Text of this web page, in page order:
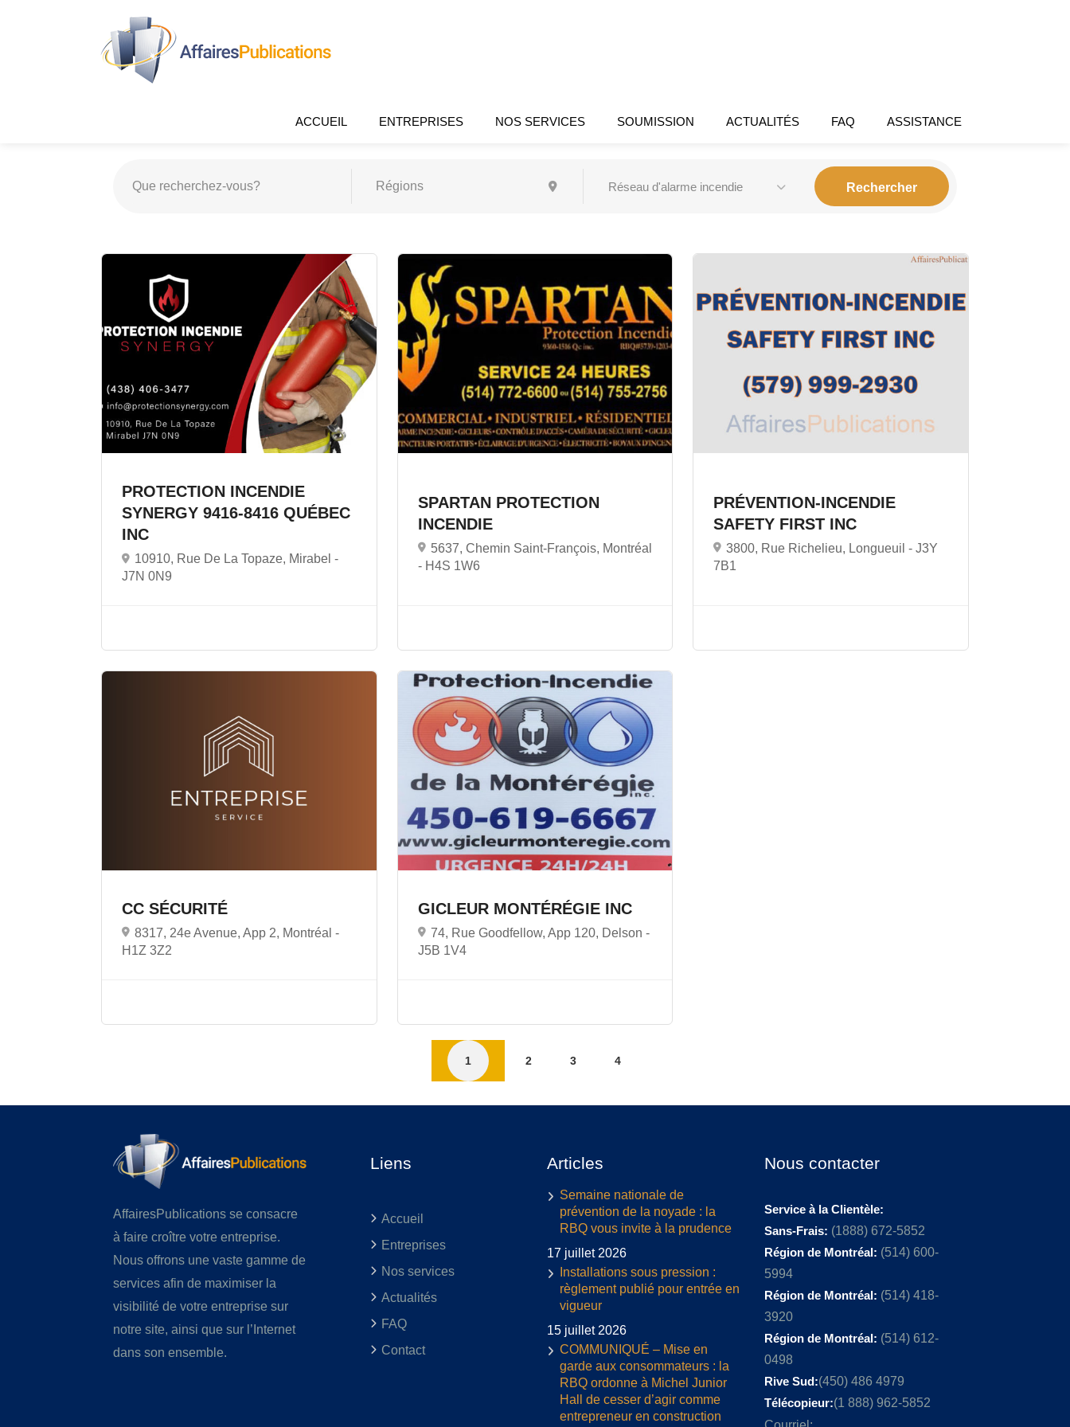
ACCUEIL ENTREPRISES NOS SERVICES SOUMISSION ACTUALITÉS FAQ ASSISTANCE
Réseau d'alarme incendie
PROTECTION INCENDIE
SYNERGY 9416-8416 QUÉBEC
INC
10910, Rue De La Topaze, Mirabel -
J7N 0N9
SPARTAN PROTECTION
INCENDIE
5637, Chemin Saint-François, Montréal
- H4S 1W6
PRÉVENTION-INCENDIE
SAFETY FIRST INC
3800, Rue Richelieu, Longueuil -J3Y
7B1
CC SÉCURITÉ
8317, 24e Avenue, App 2, Montréal -
H1Z 3Z2
GICLEUR MONTÉRÉGIE INC
74, Rue Goodfellow, App 120, Delson -
J5B 1V4
1 2 3 4
AffairesPublications se consacre
à faire croître votre entreprise.
Nous offrons une vaste gamme de
services afin de maximiser la
visibilité de votre entreprise sur
notre site, ainsi que sur l’Internet
dans son ensemble.
Liens
Accueil
Entreprises
Nos services
Actualités
FAQ
Contact
Articles
Semaine nationale de
prévention de la noyade : la
RBQ vous invite à la prudence
17 juillet 2026
Installations sous pression :
règlement publié pour entrée en
vigueur
15 juillet 2026
COMMUNIQUÉ – Mise en
garde aux consommateurs : la
RBQ ordonne à Michel Junior
Hall de cesser d’agir comme
entrepreneur en construction
Nous contacter
Service à la Clientèle:
Sans-Frais: (1888) 672-5852
Région de Montréal: (514) 600-
5994
Région de Montréal: (514) 418-
3920
Région de Montréal: (514) 612-
0498
Rive Sud:(450) 486 4979
Télécopieur:(1 888) 962-5852